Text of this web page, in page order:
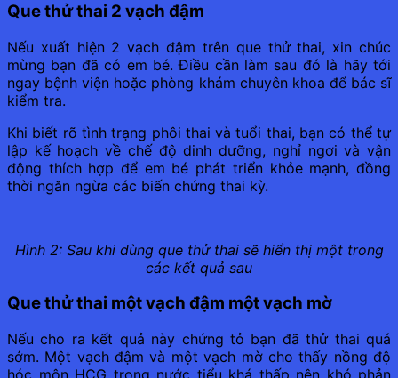
Que thử thai 2 vạch đậm
Nếu xuất hiện 2 vạch đậm trên que thử thai, xin chúc
mừng bạn đã có em bé. Điều cần làm sau đó là hãy tới
ngay bệnh viện hoặc phòng khám chuyên khoa để bác sĩ
kiểm tra.
Khi biết rõ tình trạng phôi thai và tuổi thai, bạn có thể tự
lập kế hoạch về chế độ dinh dưỡng, nghỉ ngơi và vận
động thích hợp để em bé phát triển khỏe mạnh, đồng
thời ngăn ngừa các biến chứng thai kỳ.
Hình 2: Sau khi dùng que thử thai sẽ hiển thị một trong
các kết quả sau
Que thử thai một vạch đậm một vạch mờ
Nếu cho ra kết quả này chứng tỏ bạn đã thử thai quá
sớm. Một vạch đậm và một vạch mờ cho thấy nồng độ